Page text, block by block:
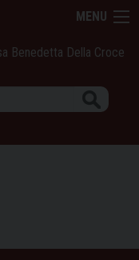
MENU
Benedetta Della Croce